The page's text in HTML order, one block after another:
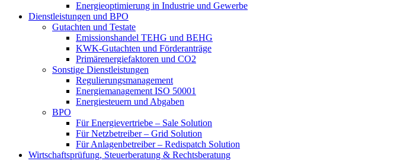
Energieoptimierung in Industrie und Gewerbe
Dienstleistungen und BPO
Gutachten und Testate
Emissionshandel TEHG und BEHG
KWK-Gutachten und Förderanträge
Primärenergiefaktoren und CO2
Sonstige Dienstleistungen
Regulierungsmanagement
Energiemanagement ISO 50001
Energiesteuern und Abgaben
BPO
Für Energievertriebe – Sale Solution
Für Netzbetreiber – Grid Solution
Für Anlagenbetreiber – Redispatch Solution
Wirtschaftsprüfung, Steuerberatung & Rechtsberatung